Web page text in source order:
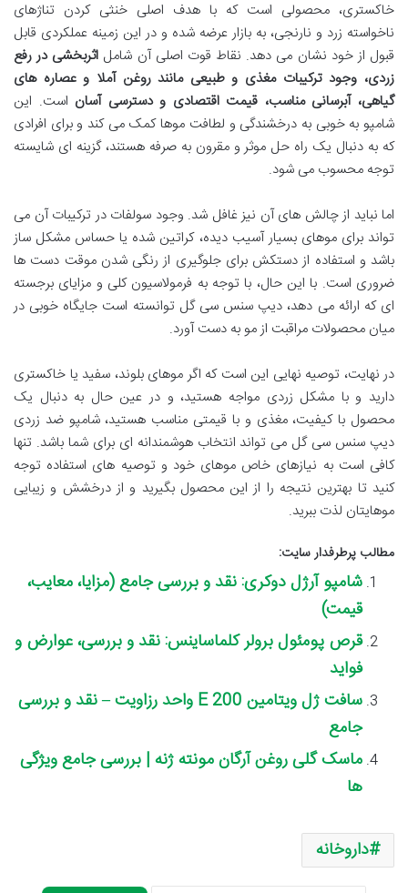
خاکستری، محصولی است که با هدف اصلی خنثی کردن تناژهای
ناخواسته زرد و نارنجی، به بازار عرضه شده و در این زمینه عملکردی قابل
قبول از خود نشان می دهد. نقاط قوت اصلی آن شامل اثربخشی در رفع
زردی، وجود ترکیبات مغذی و طبیعی مانند روغن آملا و عصاره های
گیاهی، آبرسانی مناسب، قیمت اقتصادی و دسترسی آسان است. این
شامپو به خوبی به درخشندگی و لطافت موها کمک می کند و برای افرادی
که به دنبال یک راه حل موثر و مقرون به صرفه هستند، گزینه ای شایسته
توجه محسوب می شود.
اما نباید از چالش های آن نیز غافل شد. وجود سولفات در ترکیبات آن می
تواند برای موهای بسیار آسیب دیده، کراتین شده یا حساس مشکل ساز
باشد و استفاده از دستکش برای جلوگیری از رنگی شدن موقت دست ها
ضروری است. با این حال، با توجه به فرمولاسیون کلی و مزایای برجسته
ای که ارائه می دهد، دیپ سنس سی گل توانسته است جایگاه خوبی در
میان محصولات مراقبت از مو به دست آورد.
در نهایت، توصیه نهایی این است که اگر موهای بلوند، سفید یا خاکستری
دارید و با مشکل زردی مواجه هستید، و در عین حال به دنبال یک
محصول با کیفیت، مغذی و با قیمتی مناسب هستید، شامپو ضد زردی
دیپ سنس سی گل می تواند انتخاب هوشمندانه ای برای شما باشد. تنها
کافی است به نیازهای خاص موهای خود و توصیه های استفاده توجه
کنید تا بهترین نتیجه را از این محصول بگیرید و از درخشش و زیبایی
موهایتان لذت ببرید.
مطالب پرطرفدار سایت:
شامپو آرژل دوکری: نقد و بررسی جامع (مزایا، معایب،
قیمت)
قرص پومئول برولر کلماساینس: نقد و بررسی، عوارض و
فواید
سافت ژل ویتامین E 200 واحد رزاویت – نقد و بررسی
جامع
ماسک گلی روغن آرگان مونته ژنه | بررسی جامع ویژگی
ها
داروخانه